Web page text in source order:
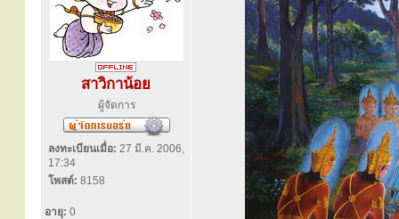
สาวิกาน้อย
ผู้จัดการ
ลงทะเบียนเมื่อ: 27 มี.ค. 2006,
17:34
โพสต์: 8158
อายุ: 0